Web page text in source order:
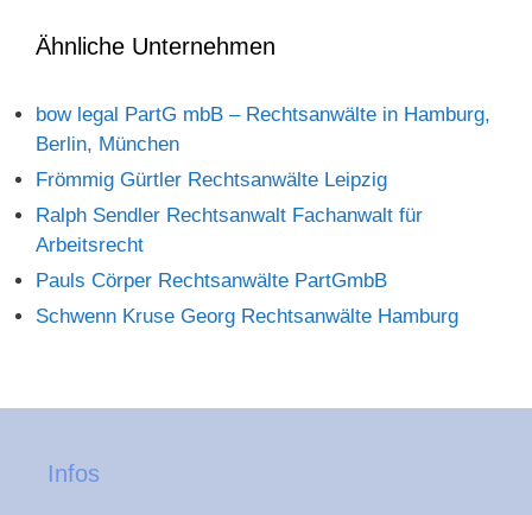
Ähnliche Unternehmen
bow legal PartG mbB – Rechtsanwälte in Hamburg,
Berlin, München
Frömmig Gürtler Rechtsanwälte Leipzig
Ralph Sendler Rechtsanwalt Fachanwalt für
Arbeitsrecht
Pauls Cörper Rechtsanwälte PartGmbB
Schwenn Kruse Georg Rechtsanwälte Hamburg
Infos